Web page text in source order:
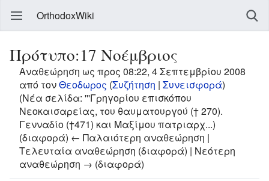
OrthodoxWiki
Πρότυπο:17 Νοέμβριος
Αναθεώρηση ως προς 08:22, 4 Σεπτεμβρίου 2008
από τονΘεοδωρος (Συζήτηση | Συνεισφορά)
(Νέα σελίδα: '''Γρηγορίου επισκόπου
Νεοκαισαρείας, του θαυματουργού († 270).
Γενναδίο (†471) και Μαξίμου πατριαρχ...)
(διαφορά) ← Παλαιότερη αναθεώρηση |
Τελευταία αναθεώρηση (διαφορά) | Νεότερη
αναθεώρηση → (διαφορά)